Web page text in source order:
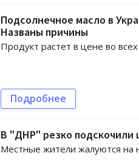
Подсолнечное масло в
Названы причины
Продукт растет в цене во
Подробнее
В "ДНР" резко подскочили
Местные жители жалуются на